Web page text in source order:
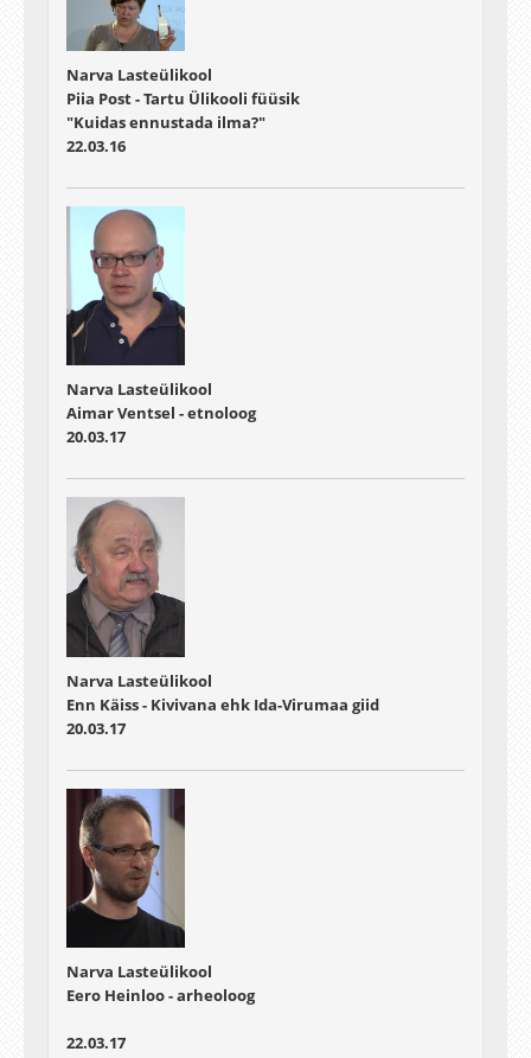
Narva Lasteülikool
Piia Post - Tartu Ülikooli füüsik
"Kuidas ennustada ilma?"
22.03.16
Narva Lasteülikool
Aimar Ventsel - etnoloog
20.03.17
Narva Lasteülikool
Enn Käiss - Kivivana ehk Ida-Virumaa giid
20.03.17
Narva Lasteülikool
Eero Heinloo - arheoloog
22.03.17